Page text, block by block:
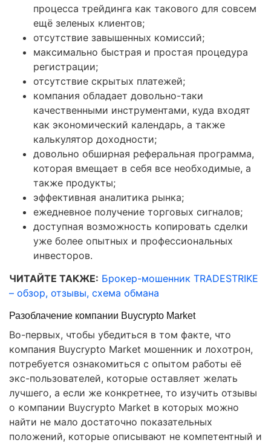
процесса трейдинга как такового для совсем
ещё зеленых клиентов;
отсутствие завышенных комиссий;
максимально быстрая и простая процедура
регистрации;
отсутствие скрытых платежей;
компания обладает довольно-таки
качественными инструментами, куда входят
как экономический календарь, а также
калькулятор доходности;
довольно обширная реферальная программа,
которая вмещает в себя все необходимые, а
также продукты;
эффективная аналитика рынка;
ежедневное получение торговых сигналов;
доступная возможность копировать сделки
уже более опытных и профессиональных
инвесторов.
ЧИТАЙТЕ ТАКЖЕ: Брокер-мошенник TRADESTRIKE
– обзор, отзывы, схема обмана
Разоблачение компании Buycrypto Market
Во-первых, чтобы убедиться в том факте, что
компания Buycrypto Market мошенник и лохотрон,
потребуется ознакомиться с опытом работы её
экс-пользователей, которые оставляет желать
лучшего, а если же конкретнее, то изучить отзывы
о компании Buycrypto Market в которых можно
найти не мало достаточно показательных
положений, которые описывают не компетентный и